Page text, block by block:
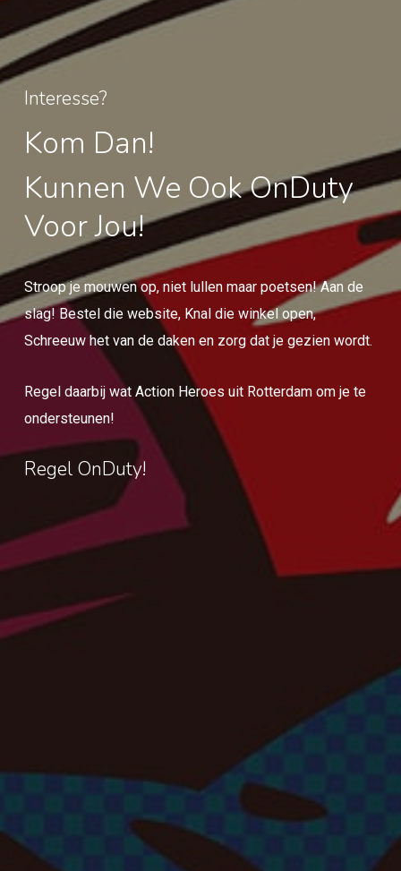
Interesse?
Kom Dan!
Kunnen We Ook OnDuty
Voor Jou!
Stroop je mouwen op, niet lullen maar poetsen! Aan de
slag! Bestel die website, Knal die winkel open,
Schreeuw het van de daken en zorg dat je gezien wordt.
Regel daarbij wat Action Heroes uit Rotterdam om je te
ondersteunen!
Regel OnDuty!